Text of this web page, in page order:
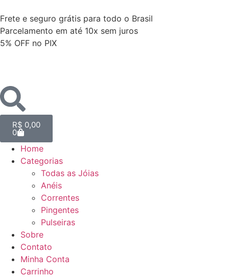
Frete e seguro grátis para todo o Brasil
Parcelamento em até 10x sem juros
5% OFF no PIX
R$ 0,00
0
Home
Categorias
Todas as Jóias
Anéis
Correntes
Pingentes
Pulseiras
Sobre
Contato
Minha Conta
Carrinho